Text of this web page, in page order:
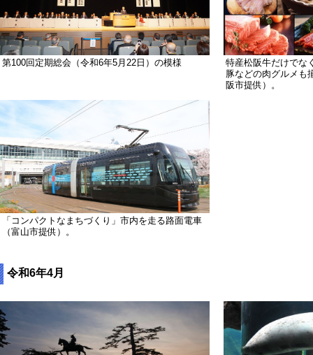
第100回定期総会（令和6年5月22日）の模様
特産松阪牛だけでな
豚などの肉グルメも
阪市提供）。
「コンパクトなまちづくり」市内を走る路面電車
（富山市提供）。
令和6年4月